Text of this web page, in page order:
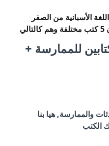
الأسبانية من الصفر
للممارسة +
والممارسة, هيا بنا
الكتب